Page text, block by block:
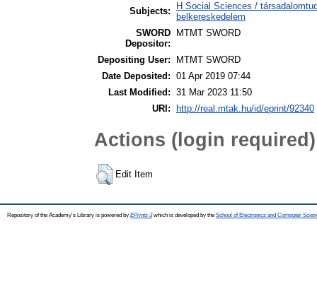
Subjects:
H Social Sciences /
belkereskedelem
SWORD
Depositor:
MTMT SWORD
Depositing User:
MTMT SWORD
Date Deposited: 01 Apr 2019 07:44
Last Modified: 31 Mar 2023 11:50
URI:
http://real.mtak.hu/id/eprint/92340
Actions (login required)
Edit Item
Repository of the Academy's Library is powered by EPrints 3which is developed by the School of Electronics and Computer